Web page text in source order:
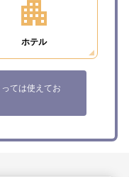
ホテル
ては使えてお